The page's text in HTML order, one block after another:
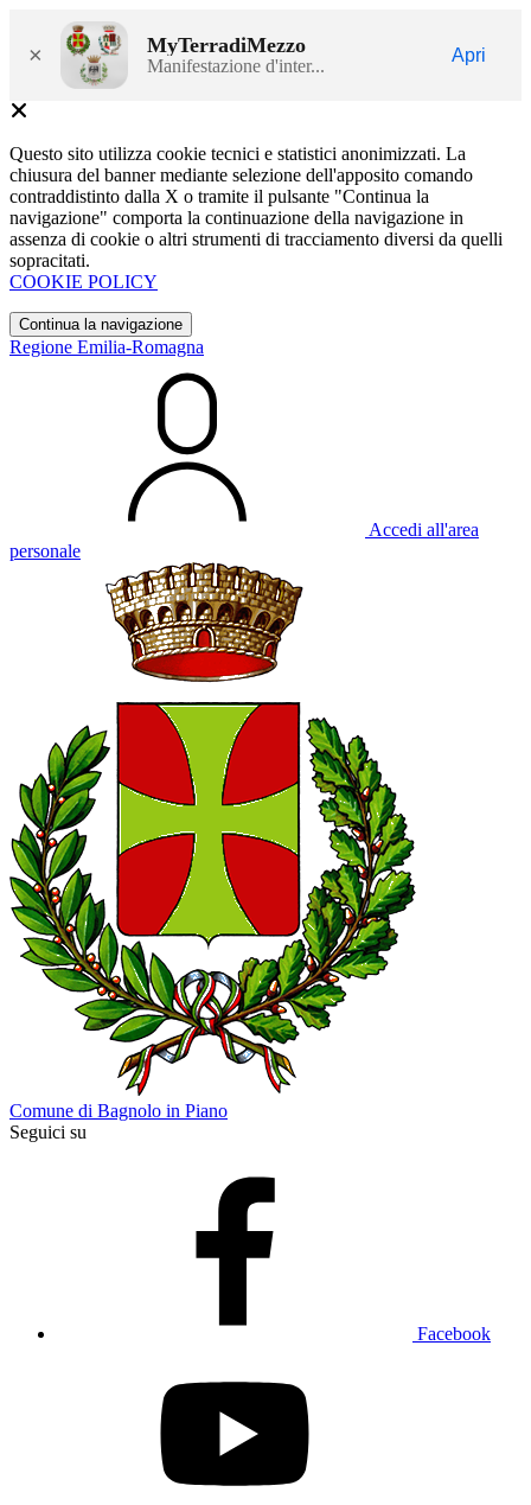
× MyTerradiMezzo
Manifestazione d'inter...
Apri
Questo sito utilizza cookie tecnici e statistici anonimizzati. La
chiusura del banner mediante selezione dell'apposito comando
contraddistinto dalla X o tramite il pulsante "Continua la
navigazione" comporta la continuazione della navigazione in
assenza di cookie o altri strumenti di tracciamento diversi da quelli
sopracitati.
COOKIE POLICY
Continua la navigazione
Regione Emilia-Romagna
Accedi all'area
personale
Comune di Bagnolo in Piano
Seguici su
Facebook